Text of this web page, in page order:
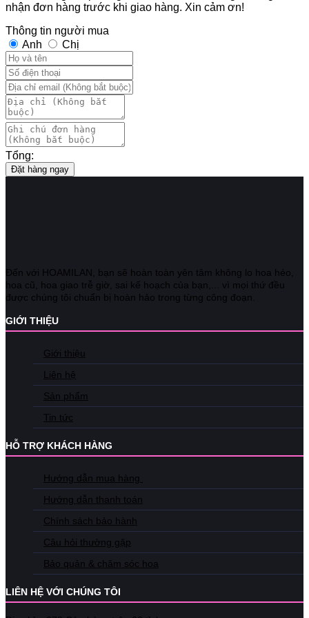
nhận đơn hàng trước khi giao hàng. Xin cảm ơn!
Thông tin người mua
Anh
Chị
Tổng:
Đặt hàng ngay
Đến với HOAMILAN, bạn sẽ hoàn toàn yên tâm không lo hoa héo,
hoa cũ, hoa giao trễ giờ, sai kế hoạch của bạn,... vì mọi thứ đều
được chúng tôi chuẩn bị hoàn hảo trong từng công đoạn.
GIỚI THIỆU
Giới thiệu
Liên hệ
Sản phẩm
Tin tức
HỖ TRỢ KHÁCH HÀNG
Hướng dẫn mua hàng
Hướng dẫn thanh toán
Chính sách bảo hành
Câu hỏi thường gặp
Bảo quản & chăm sóc hoa
LIÊN HỆ VỚI CHÚNG TÔI